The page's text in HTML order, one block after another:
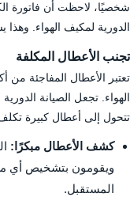
شخصيًا، لاحظت أن فاتورة
الدورية لمكيف الهواء. وهذا
تجنب الأعطال المكلفة
تعتبر الأعطال المفاجئة من
الهواء. تجعل الصيانة
تتحول إلى أعطال كبيرة
كشف الأعطال مبكرًا:
ويقومون بتشخيص أي
المستقبل.